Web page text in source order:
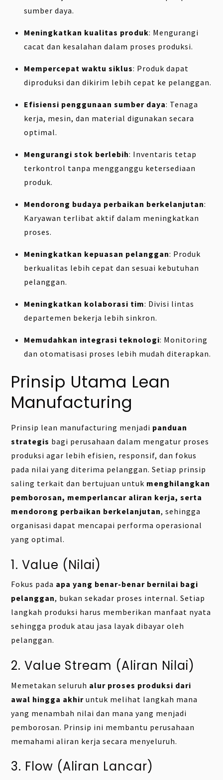
sumber daya.
Meningkatkan kualitas produk: Mengurangi
cacat dan kesalahan dalam proses produksi.
Mempercepat waktu siklus: Produk dapat
diproduksi dan dikirim lebih cepat ke pelanggan.
Efisiensi penggunaan sumber daya: Tenaga
kerja, mesin, dan material digunakan secara
optimal.
Mengurangi stok berlebih: Inventaris tetap
terkontrol tanpa mengganggu ketersediaan
produk.
Mendorong budaya perbaikan berkelanjutan:
Karyawan terlibat aktif dalam meningkatkan
proses.
Meningkatkan kepuasan pelanggan: Produk
berkualitas lebih cepat dan sesuai kebutuhan
pelanggan.
Meningkatkan kolaborasi tim: Divisi lintas
departemen bekerja lebih sinkron.
Memudahkan integrasi teknologi: Monitoring
dan otomatisasi proses lebih mudah diterapkan.
Prinsip Utama Lean
Manufacturing
Prinsip lean manufacturing menjadi panduan
strategis bagi perusahaan dalam mengatur proses
produksi agar lebih efisien, responsif, dan fokus
pada nilai yang diterima pelanggan. Setiap prinsip
saling terkait dan bertujuan untuk menghilangkan
pemborosan, memperlancar aliran kerja, serta
mendorong perbaikan berkelanjutan, sehingga
organisasi dapat mencapai performa operasional
yang optimal.
1. Value (Nilai)
Fokus pada apa yang benar-benar bernilai bagi
pelanggan, bukan sekadar proses internal. Setiap
langkah produksi harus memberikan manfaat nyata
sehingga produk atau jasa layak dibayar oleh
pelanggan.
2. Value Stream (Aliran Nilai)
Memetakan seluruh alur proses produksi dari
awal hingga akhir untuk melihat langkah mana
yang menambah nilai dan mana yang menjadi
pemborosan. Prinsip ini membantu perusahaan
memahami aliran kerja secara menyeluruh.
3. Flow (Aliran Lancar)